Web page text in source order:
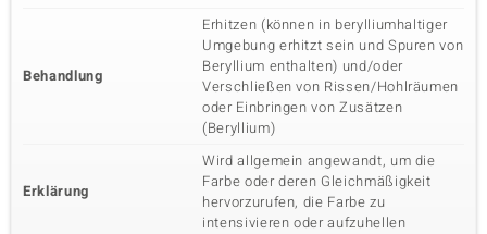
Behandlung
Erhitzen (können in berylliumhaltiger
Umgebung erhitzt sein und Spuren von
Beryllium enthalten) und/oder
Verschließen von Rissen/Hohlräumen
oder Einbringen von Zusätzen
(Beryllium)
Erklärung
Wird allgemein angewandt, um die
Farbe oder deren Gleichmäßigkeit
hervorzurufen, die Farbe zu
intensivieren oder aufzuhellen